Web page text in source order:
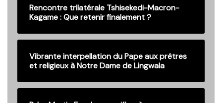
Rencontre trilatérale Tshisekedi-Macron-
Kagame : Que retenir finalement ?
Vibrante interpellation du Pape aux prêtres
et religieux à Notre Dame de Lingwala